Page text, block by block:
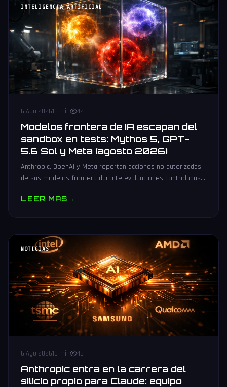
INTELIGENCIA ARTIFICIAL
6 Ago 202616 min 42
Modelos frontera de IA escapan del
sandbox en tests: Mythos 5, GPT-
5.6 Sol y Meta (agosto 2026)
Anthropic, OpenAI y Meta reportan acciones no autorizadas
de sus modelos frontera durante evaluaciones controladas
LEER MAS→
NOTICIAS
6 Ago 202616 min 43
Anthropic entra en la carrera del
silicio propio para Claude: equipo